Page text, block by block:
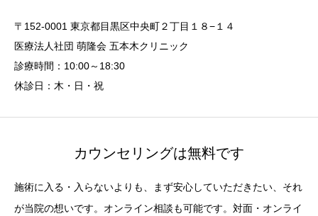
〒152-0001 東京都目黒区中央町２丁目１８−１４
医療法人社団 萌隆会 五本木クリニック
診療時間：10:00～18:30
休診日：木・日・祝
カウンセリングは無料です
施術に入る・入らないよりも、まず安心していただきたい、それ
が当院の想いです。オンライン相談も可能です。対面・オンライ